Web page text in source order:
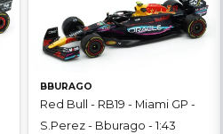
BBURAGO
Red Bull - RB19 - Miami GP -
S.Perez - Bburago - 1:43